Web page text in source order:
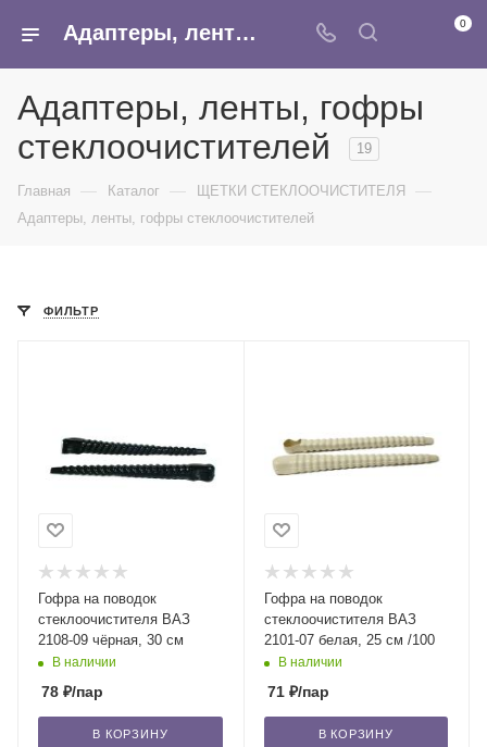
Адаптеры, ленты, гофры стеклоочистителей - купить оптом адаптер для щеток в интернет-магазине Армина 0
Адаптеры, ленты, гофры
стеклоочистителей
19
Главная — Каталог — ЩЕТКИ СТЕКЛООЧИСТИТЕЛЯ —
Адаптеры, ленты, гофры стеклоочистителей
ФИЛЬТР
Гофра на поводок
стеклоочистителя ВАЗ
2108-09 чёрная, 30 см
В наличии
78 ₽/пар
В КОРЗИНУ
Гофра на поводок
стеклоочистителя ВАЗ
2101-07 белая, 25 см /100
В наличии
71₽/пар
В КОРЗИНУ